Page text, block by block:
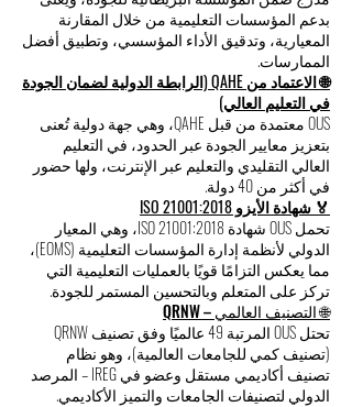
بدعم المؤسسات التعليمية من خلال المقارنة
المعيارية، وتدقيق الأداء المؤسسي، وتطبيق أفضل
الممارسات.
🌐 الاعتماد من QAHE (الرابطة الدولية لضمان الجودة
في التعليم العالي)
OUS معتمدة من قبل QAHE، وهي جهة دولية تُعنى
بتعزيز معايير الجودة عبر الحدود، في التعليم
العالي التقليدي والتعليم عبر الإنترنت، ولها حضور
في أكثر من 40 دولة.
🏅 شهادة الأيزو ISO 21001:2018
تحمل OUS شهادة ISO 21001:2018، وهي المعيار
الدولي لأنظمة إدارة المؤسسات التعليمية (EOMS)،
مما يعكس التزامًا قويًا بالعمليات التعليمية التي
تركز على المتعلم وبالتحسين المستمر للجودة.
🌐 التصنيف العالمي – QRNW
تحتل OUS المرتبة 49 عالميًا وفق تصنيف QRNW
(تصنيف كمي للجامعات العالمية)، وهو نظام
تصنيف أكاديمي مستقل وعضو في IREG – المرصد
الدولي لتصنيفات الجامعات والتميز الأكاديمي.